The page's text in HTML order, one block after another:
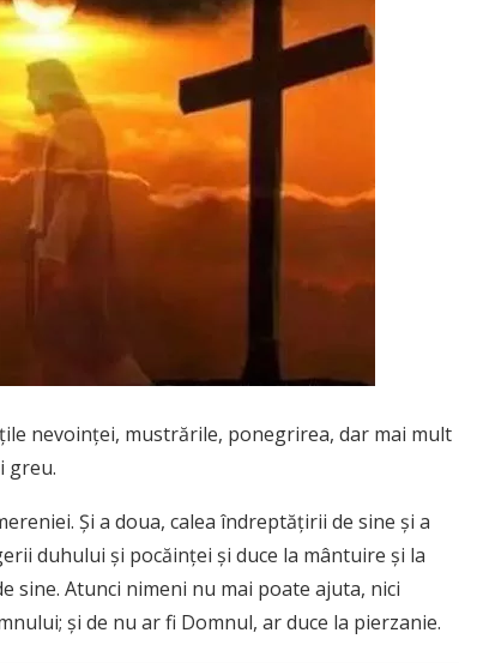
nevoinţei, mustrările, ponegrirea, dar mai mult
greu.
Şi a doua, calea îndreptăţirii de sine şi a
duhului şi pocăinţei şi duce la mân­tuire şi la
sine. Atunci nimeni nu mai poate ajuta, nici
şi de nu ar fi Domnul, ar duce la pierzanie.